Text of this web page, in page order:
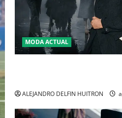
MODA ACTUAL
ALEJANDRO DELFIN HUITRON